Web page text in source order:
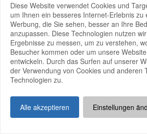
Diese Website verwendet Cookies und
um Ihnen ein besseres Internet-Erlebnis zu
Werbung, die Sie sehen, besser an Ihre
anzupassen. Diese Technologien nutzen
Ergebnisse zu messen, um zu verstehen,
Besucher kommen oder um unsere
entwickeln. Durch das Surfen auf unserer
der Verwendung von Cookies und anderen
Technologien zu.
Alle akzeptieren Einstellungen